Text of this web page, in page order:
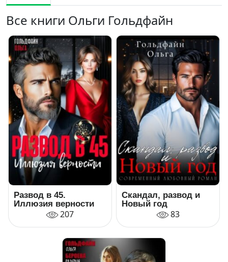
Все книги Ольги Гольдфайн
Развод в 45.
Иллюзия верности
207
Скандал, развод и
Новый год
83